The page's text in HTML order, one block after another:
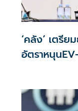
‘คลัง’ เตรี
อัตราหนุน